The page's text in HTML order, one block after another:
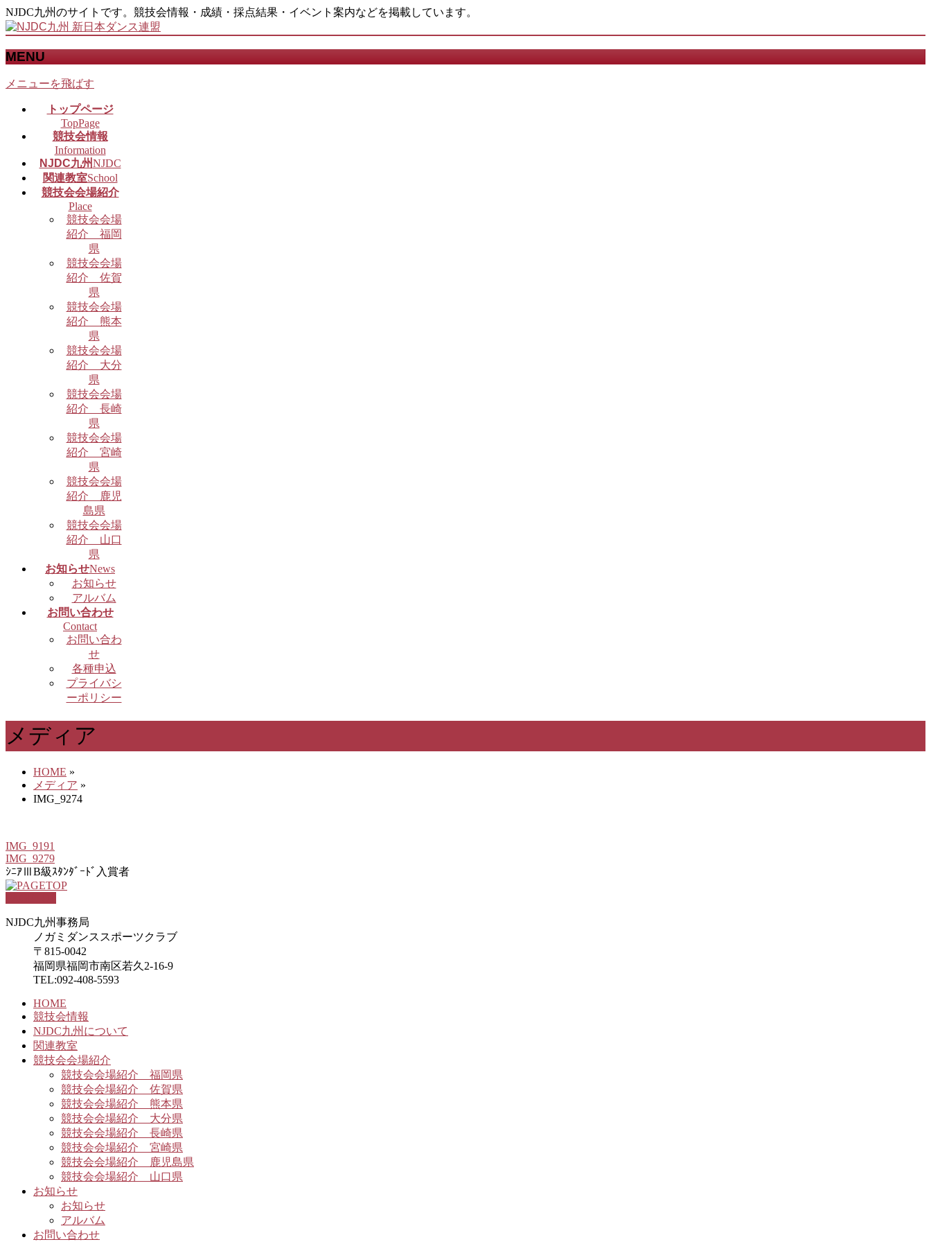
NJDC九州のサイトです。競技会情報・成績・採点結果・イベント案内などを掲載しています。
MENU
メニューを飛ばす
トップページ
TopPage
競技会情報
Information
NJDC九州NJDC
関連教室School
競技会会場紹介
Place
競技会会場
紹介 福岡
県
競技会会場
紹介 佐賀
県
競技会会場
紹介 熊本
県
競技会会場
紹介 大分
県
競技会会場
紹介 長崎
県
競技会会場
紹介 宮崎
県
競技会会場
紹介 鹿児
島県
競技会会場
紹介 山口
県
お知らせNews
お知らせ
アルバム
お問い合わせ
Contact
お問い合わ
せ
各種申込
プライバシ
ーポリシー
メディア
HOME »
メディア »
IMG_9274
IMG_9191
IMG_9279
ｼﾆｱⅢB級ｽﾀﾝﾀﾞｰﾄﾞ入賞者
NJDC九州事務局
ノガミダンススポーツクラブ
〒815-0042
福岡県福岡市南区若久2-16-9
TEL:092-408-5593
HOME
競技会情報
NJDC九州について
関連教室
競技会会場紹介
競技会会場紹介 福岡県
競技会会場紹介 佐賀県
競技会会場紹介 熊本県
競技会会場紹介 大分県
競技会会場紹介 長崎県
競技会会場紹介 宮崎県
競技会会場紹介 鹿児島県
競技会会場紹介 山口県
お知らせ
お知らせ
アルバム
お問い合わせ